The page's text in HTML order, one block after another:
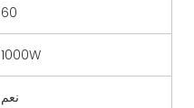
60
1000W
نعم